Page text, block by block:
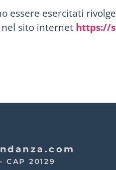
essere esercitati
sito internet https://
CAP 20129